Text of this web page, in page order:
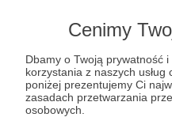
Cenimy
Dbamy o Twoją prywatność
korzystania z naszych usług
poniżej prezentujemy Ci
zasadach przetwarzania
osobowych.
Swoje
Sztab Generalny WP
terenów powodziowych
poliszynela jest, że to
Antoni Macierewicz